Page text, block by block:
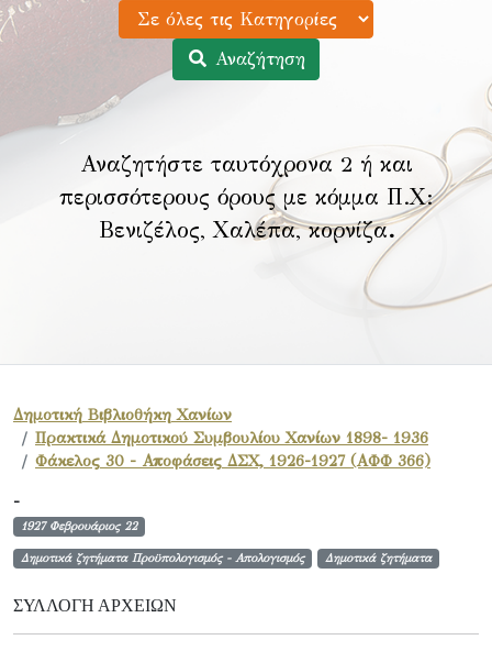
Αναζήτηση
Αναζητήστε ταυτόχρονα 2 ή και
περισσότερους όρους με κόμμα Π.Χ:
Βενιζέλος, Χαλέπα, κορνίζα.
Δημοτική Βιβλιοθήκη Χανίων
Πρακτικά Δημοτικού Συμβουλίου Χανίων 1898- 1936
Φάκελος 30 - Αποφάσεις ΔΣΧ, 1926-1927 (ΑΦΦ 366)
-
1927 Φεβρουάριος 22
Δημοτικά ζητήματα Προϋπολογισμός - Απολογισμός Δημοτικά ζητήματα
ΣΥΛΛΟΓΉ ΑΡΧΕΊΩΝ